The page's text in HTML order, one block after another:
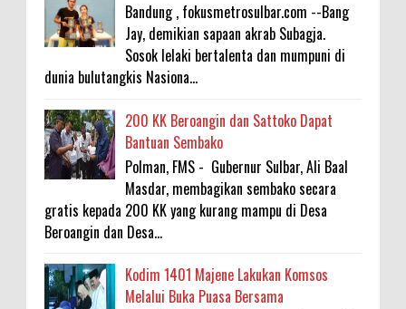
Bandung , fokusmetrosulbar.com --Bang
Jay, demikian sapaan akrab Subagja.
Sosok lelaki bertalenta dan mumpuni di
dunia bulutangkis Nasiona...
200 KK Beroangin dan Sattoko Dapat
Bantuan Sembako
Polman, FMS - Gubernur Sulbar, Ali Baal
Masdar, membagikan sembako secara
gratis kepada 200 KK yang kurang mampu di Desa
Beroangin dan Desa...
Kodim 1401 Majene Lakukan Komsos
Melalui Buka Puasa Bersama